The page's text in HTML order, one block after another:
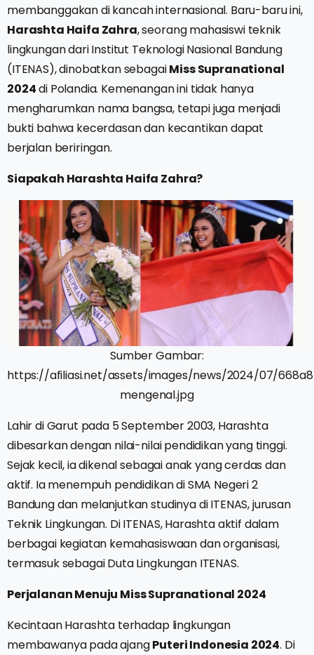
membanggakan di kancah internasional. Baru-baru ini,
Harashta Haifa Zahra, seorang mahasiswi teknik
lingkungan dari Institut Teknologi Nasional Bandung
(ITENAS), dinobatkan sebagaiMiss Supranational
2024di Polandia. Kemenangan ini tidak hanya
mengharumkan nama bangsa, tetapi juga menjadi
bukti bahwa kecerdasan dan kecantikan dapat
berjalan beriringan.
Siapakah Harashta Haifa Zahra?
Sumber Gambar:
https://afiliasi.net/assets/images/news/2024/07/
mengenal.jpg
Lahir di Garut pada 5 September 2003, Harashta
dibesarkan dengan nilai-nilai pendidikan yang tinggi.
Sejak kecil, ia dikenal sebagai anak yang cerdas dan
aktif. Ia menempuh pendidikan di SMA Negeri 2
Bandung dan melanjutkan studinya di ITENAS, jurusan
Teknik Lingkungan. Di ITENAS, Harashta aktif dalam
berbagai kegiatan kemahasiswaan dan organisasi,
termasuk sebagai Duta Lingkungan ITENAS.
Perjalanan Menuju Miss Supranational 2024
Kecintaan Harashta terhadap lingkungan
membawanya pada ajangPuteri Indonesia 2024. Di